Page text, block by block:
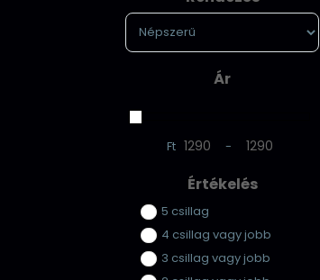
Sort Products
Ár
Ft
Minimum Price
-
Maximum Price
Értékelés
5 csillag
4 csillag vagy jobb
3 csillag vagy jobb